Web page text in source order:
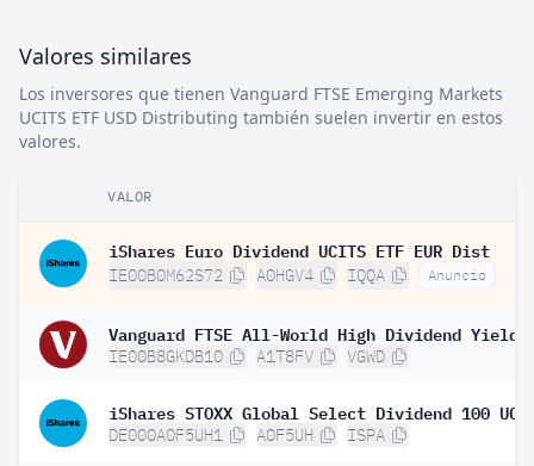
Valores similares
Los inversores que tienen Vanguard FTSE Emerging Markets
UCITS ETF USD Distributing también suelen invertir en estos
valores.
VALOR
iShares Euro Dividend UCITS ETF EUR Dist
IE00B0M62S72 A0HGV4 IQQA Anuncio
IE00B8GKDB10 A1T8FV VGWD
DE000A0F5UH1 A0F5UH ISPA